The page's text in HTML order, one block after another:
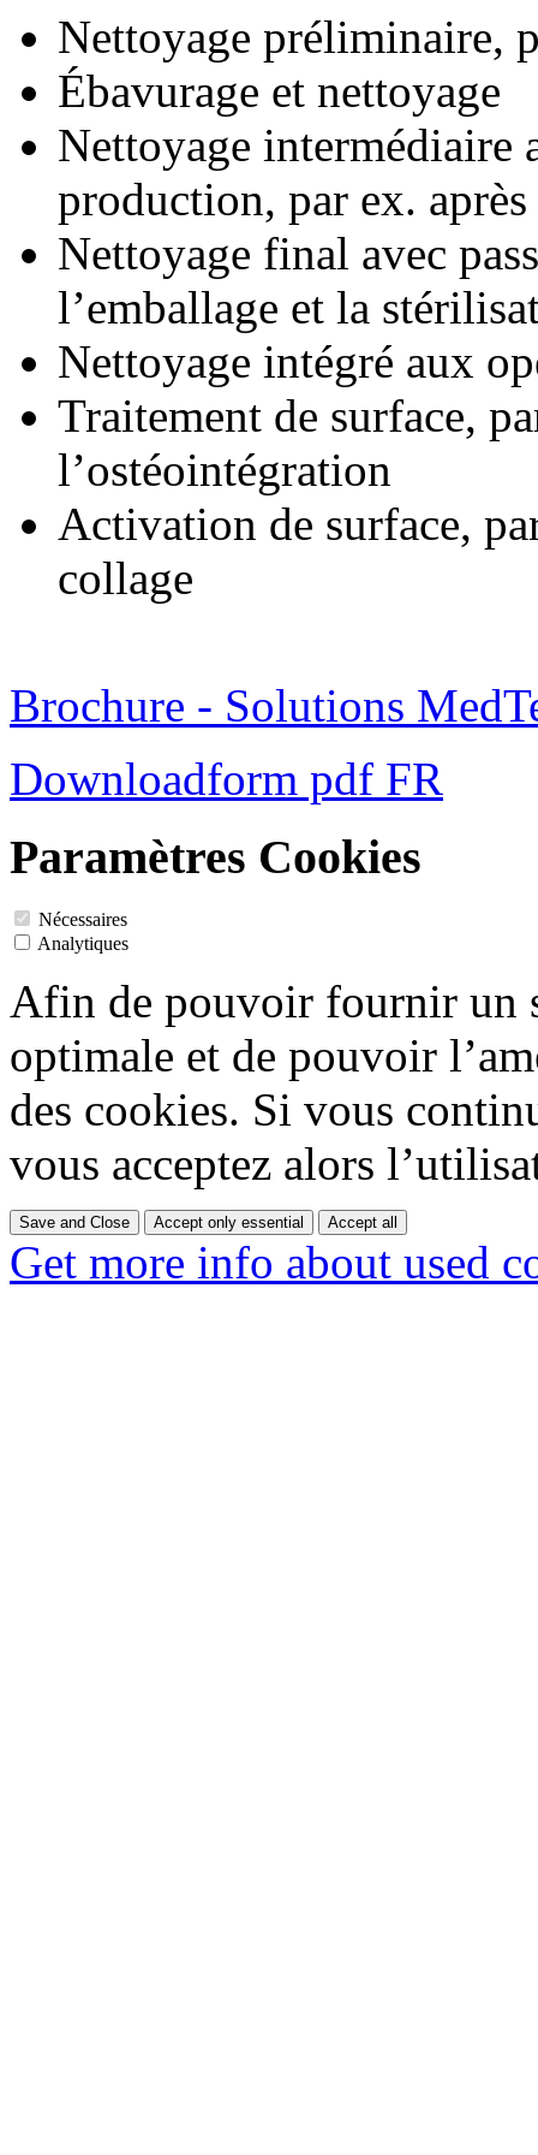
Nettoyage préliminaire,
Ébavurage et nettoyage
Nettoyage intermédiaire
production, par ex.
Nettoyage final avec
l’emballage et la
Nettoyage intégré aux
Traitement de surface,
l’ostéointégration
Activation de surface,
collage
Brochure - Solutions
Downloadform pdf FR
Paramètres Cookies
Nécessaires
Analytiques
Afin de pouvoir fournir un
optimale et de pouvoir
des cookies. Si vous
vous acceptez alors
Save and Close Accept only essential Accept all
Get more info about used